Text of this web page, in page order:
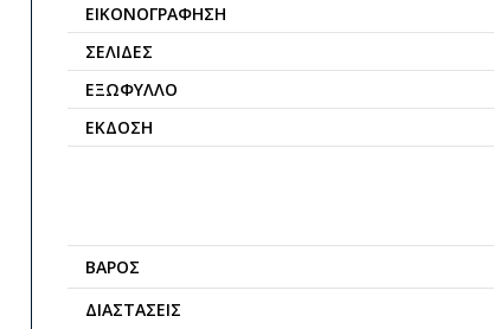
ΕΙΚΟΝΟΓΡΆΦΗΣΗ
ΣΕΛΊΔΕΣ
ΕΞΏΦΥΛΛΟ
ΈΚΔΟΣΗ
ΒΆΡΟΣ
ΔΙΑΣΤΆΣΕΙΣ